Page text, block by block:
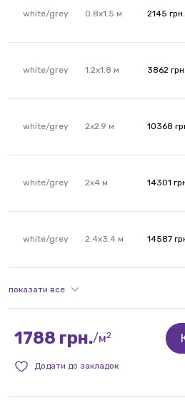
white/grey 0.8x1.5 м 2145 грн.
white/grey 1.2x1.8 м 3862 грн.
white/grey 2x2.9 м 10368
white/grey 2x4 м 14301
white/grey 2.4x3.4 м 14587
показати все
1788 грн./м2
Додати до закладок